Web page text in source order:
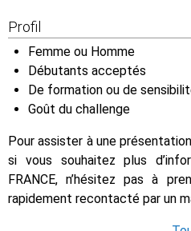
Profil
Femme ou Homme
Débutants acceptés
De formation ou de
Goût du challenge
Pour assister à une
si vous souhaitez plus
FRANCE, n’hésitez pas à
rapidement recontacté par un